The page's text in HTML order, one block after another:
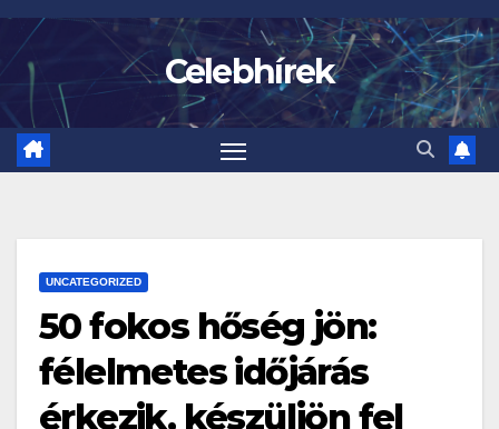
Skip
content
Celebhírek
UNCATEGORIZED
50 fokos hőség jön:
félelmetes időjárás
érkezik, készüljön fel